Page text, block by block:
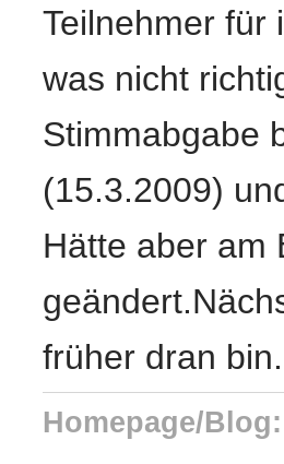
Teilnehmer für
was nicht
Stimmabgabe
(15.3.2009)
Hätte aber am
früher dran
Homepage/Blog: